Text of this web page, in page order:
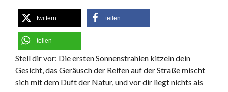
twittern teilen
teilen
Stell dir vor: Die ersten Sonnenstrahlen kitzeln dein
Gesicht, das Geräusch der Reifen auf der Straße mischt
sich mit dem Duft der Natur, und vor dir liegt nichts als